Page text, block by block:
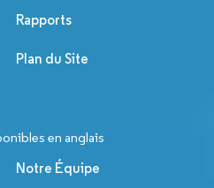
Rapports
Plan du Site
en anglais
Notre Équipe